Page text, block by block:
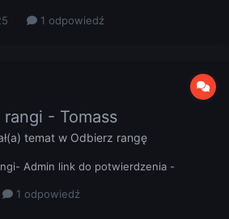
1 odpowiedź
rangi - Tomass
temat w Odbierz rangę
Admin link do potwierdzenia -
1 odpowiedź